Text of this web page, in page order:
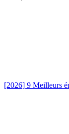
[2026] 9 Meilleurs